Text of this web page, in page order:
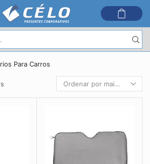
de
pesquisa
Para Carros